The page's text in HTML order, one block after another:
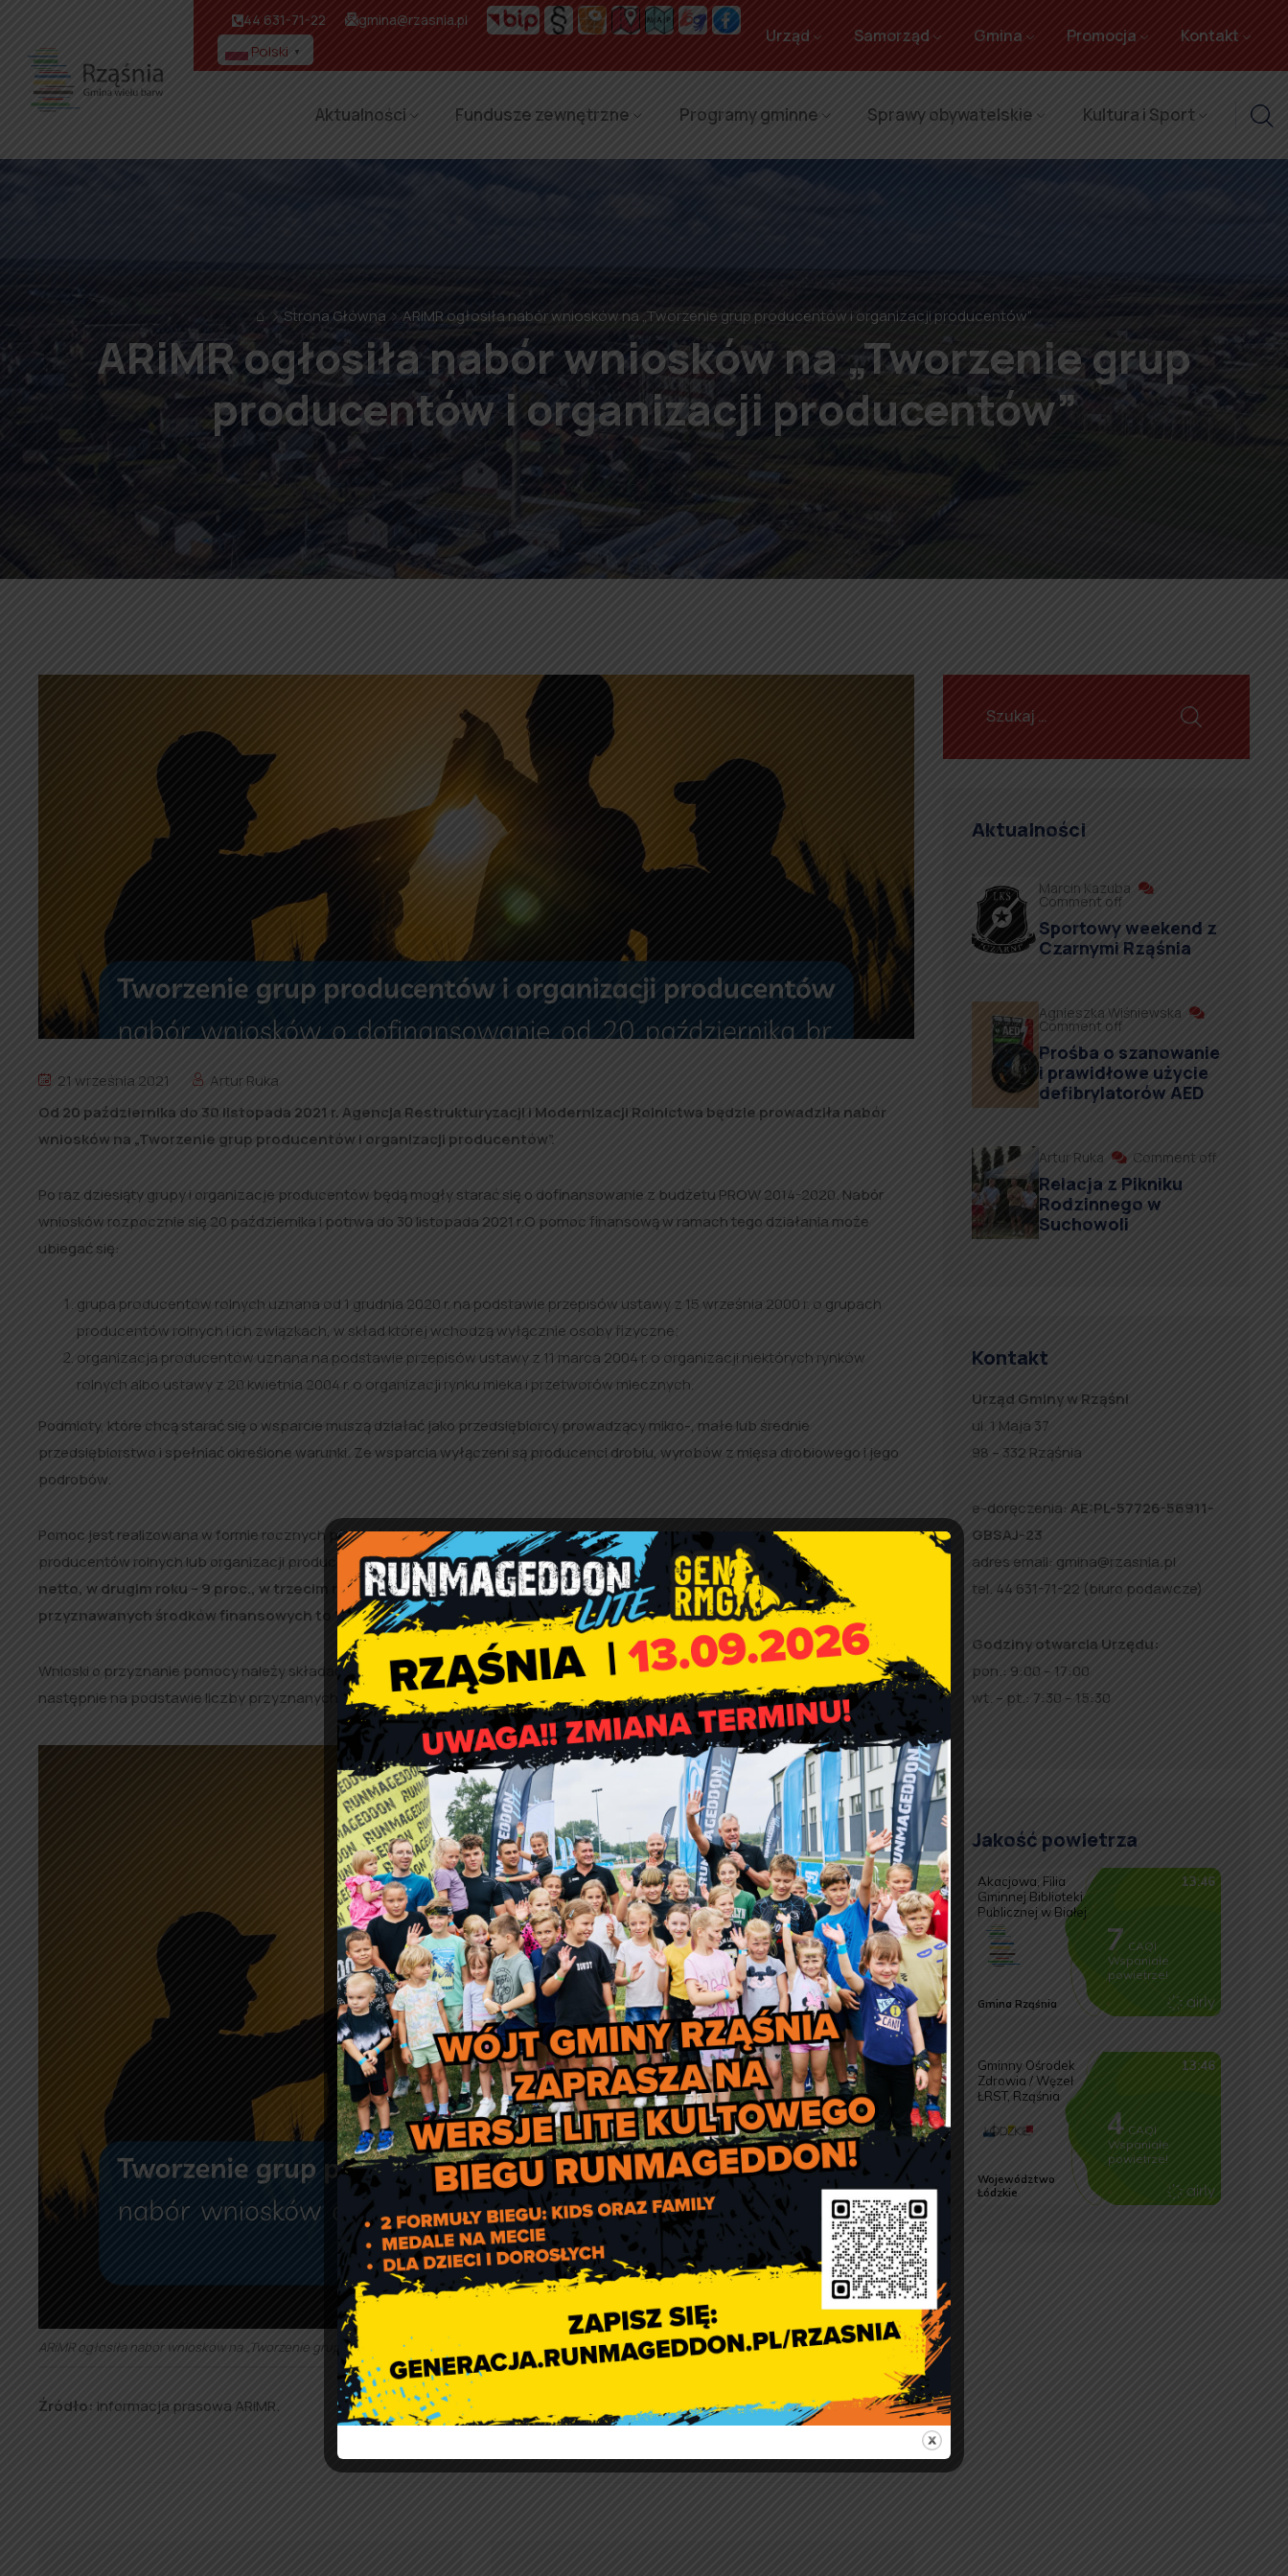
44 631-71-22 gmina@rzasnia.pl
Polski ▼
Urząd Samorząd Gmina Promocja Kontakt
Aktualności Fundusze zewnętrzne Programy gminne Sprawy obywatelskie Kultura i Sport
⌂ Strona Główna ARiMR ogłosiła nabór wniosków na „Tworzenie grup producentów i organizacji producentów”
ARiMR ogłosiła nabór wniosków na „Tworzenie grup
producentów i organizacji producentów”
21 września 2021
Artur Ruka
Od 20 października do 30 listopada 2021 r. Agencja Restrukturyzacji i Modernizacji Rolnictwa będzie prowadziła nabór
wniosków na „Tworzenie grup producentów i organizacji producentów”.
Po raz dziesiąty grupy i organizacje producentów będą mogły starać się o dofinansowanie z budżetu PROW 2014-2020. Nabór
wniosków rozpocznie się 20 października i potrwa do 30 listopada 2021 r.O pomoc finansową w ramach tego działania może
ubiegać się:
grupa producentów rolnych uznana od 1 grudnia 2020 r. na podstawie przepisów ustawy z 15 września 2000 r. o grupach
producentów rolnych i ich związkach, w skład której wchodzą wyłącznie osoby fizyczne;
organizacja producentów uznana na podstawie przepisów ustawy z 11 marca 2004 r. о organizacji niektórych rynków
rolnych albo ustawy z 20 kwietnia 2004 r. o organizacji rynku mleka i przetworów mlecznych.
Podmioty, które chcą starać się o wsparcie muszą działać jako przedsiębiorcy prowadzący mikro-, małe lub średnie
przedsiębiorstwo i spełniać określone warunki. Ze wsparcia wyłączeni są producenci drobiu, wyrobów z mięsa drobiowego i jego
podrobów.
Pomoc jest realizowana w formie rocznych płatności przez okres pierwszych pięciu lat, następujących po dacie uznania grupy
producentów rolnych lub organizacji producentów.Wysokość wsparcia wynosi: w pierwszym roku – 10 proc. przychodów
netto, w drugim roku – 9 proc., w trzecim roku – 8 proc., w czwartym roku – 7 proc., w piątym roku – 6 proc. Maksymalny limit
przyznawanych środków finansowych to 100 tys. euro w każdym roku pięcioletniego okresu.
Wnioski o przyznanie pomocy należy składać do dyrektora oddziału regionalnego ARiMR. Będą one poddawane ocenie, a
następnie na podstawie liczby przyznanych punktów ustalona zostanie kolejność przyznawania pomocy.
ARiMR ogłosiła nabór wniosków na „Tworzenie grup producentów i organizacji producentów”
Źródło: Informacja prasowa ARiMR.
Aktualności
Marcin Kazuba
Comment off
Sportowy weekend z
Czarnymi Rząśnia
Agnieszka Wiśniewska
Comment off
Prośba o szanowanie
i prawidłowe użycie
defibrylatorów AED
Artur Ruka Comment off
Relacja z Pikniku
Rodzinnego w
Suchowoli
Kontakt
Urząd Gminy w Rząśni
ul. 1 Maja 37
98 – 332 Rząśnia
e-doręczenia: AE:PL-57726-56911-
GBSAJ-23
adres email: gmina@rzasnia.pl
tel. 44 631-71-22 (biuro podawcze)
Godziny otwarcia Urzędu:
pon.: 9:00 – 17:00
wt. – pt.: 7:30 – 15:30
Jakość powietrza